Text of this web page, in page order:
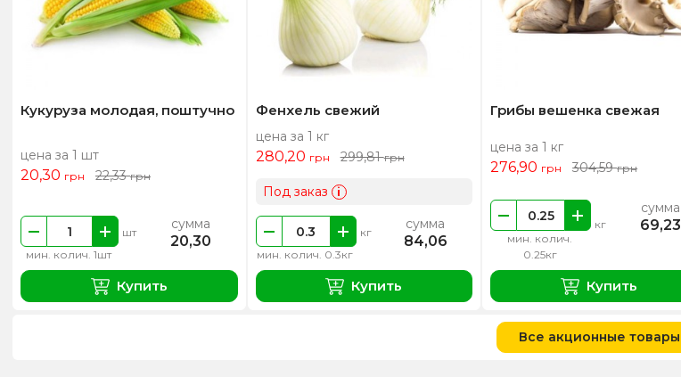
Кукуруза молодая, поштучно
цена за 1 шт
20,30 грн 22,33грн
мин. колич. 1шт
шт сумма
20,30
Купить
Фенхель свежий
цена за 1 кг
280,20 грн 299,81грн
Под заказ i
мин. колич. 0.3кг
кг сумма
84,06
Купить
Грибы вешенка свежая
цена за 1 кг
276,90 грн 304,59грн
мин. колич.
0.25кг
кг
сумма
69,23
Купить
Все акционные товары